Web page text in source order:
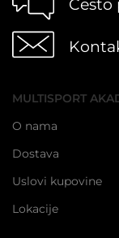
Često
MULTISPORT
O nama
Dostava
Uslovi kupovine
Lokacije